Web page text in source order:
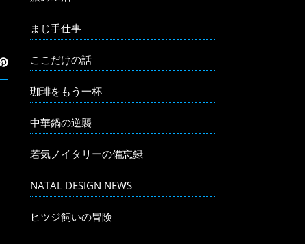
まじ手仕事
ここだけの話
珈琲をもう一杯
中華鍋の逆襲
若気ノイタリーの備忘録
NATAL DESIGN NEWS
ヒツジ飼いの冒険